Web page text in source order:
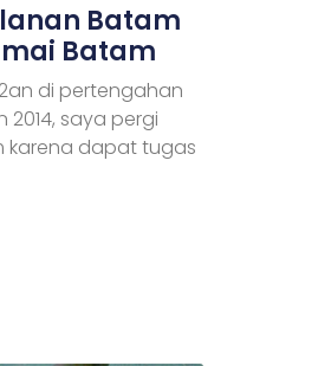
Batam
Batam
di pertengahan
saya pergi
karena dapat tugas